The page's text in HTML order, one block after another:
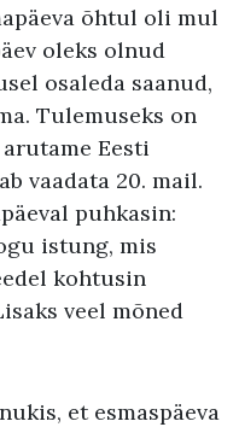
õhtul oli mul
oleks olnud
osaleda saanud,
Tulemuseks on
Eesti
vaadata 20. mail.
puhkasin:
istung, mis
kohtusin
veel mõned
et esmaspäeva